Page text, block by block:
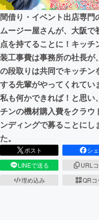
ビジネス・起業
まちづくり・地
CAMPFIRE for
CAMPFIREふるさ
間借り・イベント出店専門
ムージー屋さんが、大阪で
点を持てることに！キッチ
装工事費は事務所の社長が
の段取りは共同でキッチン
する先輩がやってくれてい
私も何かできれば！と思い
チンの機材購入費をクラウ
ンディングで募ることにし
た。
ポスト
シ
LINEで送る
URL
埋め込み
QRコ